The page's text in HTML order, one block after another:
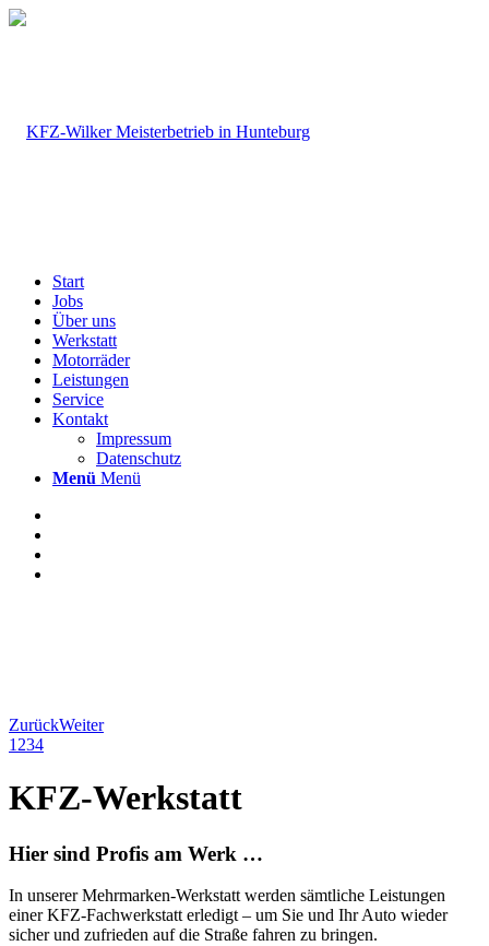
Start
Jobs
Über uns
Werkstatt
Motorräder
Leistungen
Service
Kontakt
Impressum
Datenschutz
Menü Menü
ZurückWeiter
1 234
KFZ-Werkstatt
Hier sind Profis am Werk …
In unserer Mehrmarken-Werkstatt werden sämtliche Leistungen
einer KFZ-Fachwerkstatt erledigt – um Sie und Ihr Auto wieder
sicher und zufrieden auf die Straße fahren zu bringen.